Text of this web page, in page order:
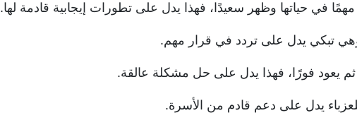
في حياتها وظهر سعيدًا، فهذا يدل على تطورات إيجابية قادمة لها.
تبكي يدل على تردد في قرار مهم.
ثم يعود فورًا، فهذا يدل على حل مشكلة عالقة.
يدل على دعم قادم من الأسرة.